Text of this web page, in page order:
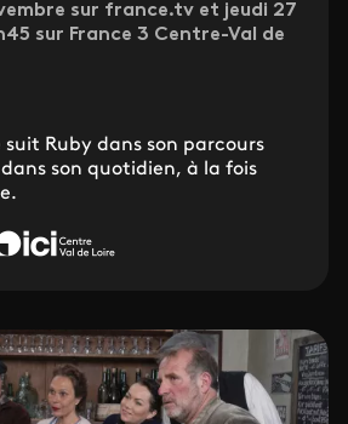
sur france.tv et jeudi 27
sur France 3 Centre-Val de
suit Ruby dans son parcours
son quotidien, à la fois